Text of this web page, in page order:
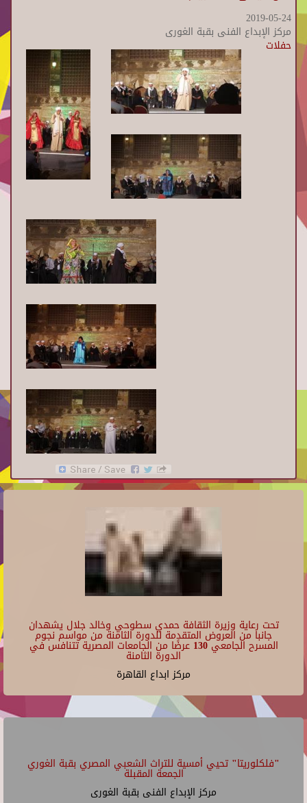
2019-05-24
مركز الإبداع الفنى بقبة الغورى
حفلات
تحت رعاية وزيرة الثقافة حمدي سطوحي وخالد جلال يشهدان
جانبا من العروض المتقدمة للدورة الثامنة من مواسم نجوم
المسرح الجامعي 130 عرضًا من الجامعات المصرية تتنافس في
الدورة الثامنة
مركز ابداع القاهرة
"فلكلوريتا" تحيي أمسية للتراث الشعبي المصري بقبة الغوري
الجمعة المقبلة
مركز الإبداع الفنى بقبة الغورى